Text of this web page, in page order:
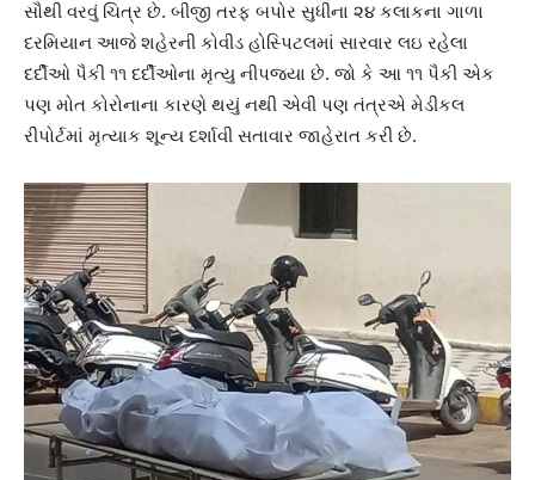
સૌથી વરવું ચિત્ર છે. બીજી તરફ બપોર સુધીના ૨૪ કલાકના ગાળા
દરમિયાન આજે શહેરની કોવીડ હોસ્પિટલમાં સારવાર લઇ રહેલા
દર્દીઓ પૈકી ૧૧ દર્દીઓના મૃત્યુ નીપજ્યા છે. જો કે આ ૧૧ પૈકી એક
પણ મોત કોરોનાના કારણે થયું નથી એવી પણ તંત્રએ મેડીકલ
રીપોર્ટમાં મૃત્યાક શૂન્ય દર્શાવી સતાવાર જાહેરાત કરી છે.